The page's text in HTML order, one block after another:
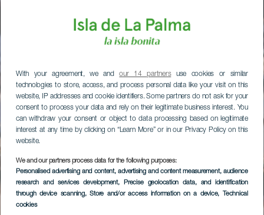
With your agreement, we andour 14 partnersuse cookies or similar
technologies to store, access, and process personal data like your visit on this
website, IP addresses and cookie identifiers. Some partners do not ask for your
consent to process your data and rely on their legitimate business interest. You
can withdraw your consent or object to data processing based on legitimate
interest at any time by clicking on “Learn More” or in our Privacy Policy on this
website.
We and our partners process data for the following purposes:
Personalised advertising and content, advertising and content measurement, audience
research and services development, Precise geolocation data, and identification
through device scanning, Store and/or access information on a device, Technical
cookies